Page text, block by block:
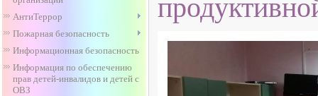
АнтиТеррор
Пожарная безопасность
Информационная безопасность
Информация по обеспечению
прав детей-инвалидов и детей с
ОВЗ